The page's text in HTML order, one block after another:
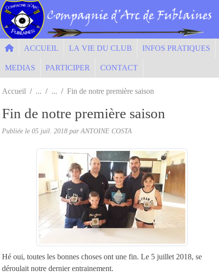
ACCUEIL LA VIE DU CLUB INFOS PRATIQUES
MEDIAS PARTICIPER CONTACT
Accueil Fin de notre première saison
Fin de notre première saison
Publiée le 05 juil. 2018 par ANTOINE COSTA
Hé oui, toutes les bonnes choses ont une fin. Le 5 juillet 2018, se
déroulait notre dernier entrainement.
Panneau de gestion des cookies